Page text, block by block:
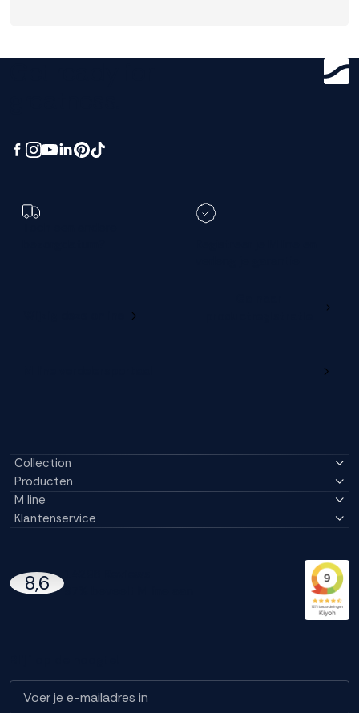
Collection
Producten
M line
Klantenservice
8,6